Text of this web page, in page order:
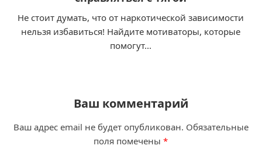
Не стоит думать, что от наркотической зависимости
нельзя избавиться! Найдите мотиваторы, которые
помогут...
Ваш комментарий
Ваш адрес email не будет опубликован. Обязательные
поля помечены*